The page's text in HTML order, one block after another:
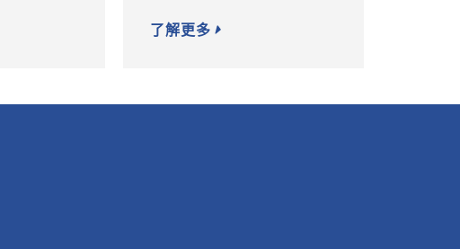
了解更多